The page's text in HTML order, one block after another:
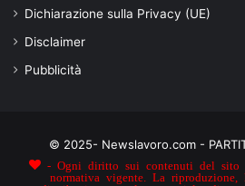
Dichiarazione sulla Privacy (UE)
Disclaimer
Pubblicità
© 2025- Newslavoro.com -
- Ogni diritto sui contenuti del sito
normativa vigente. La